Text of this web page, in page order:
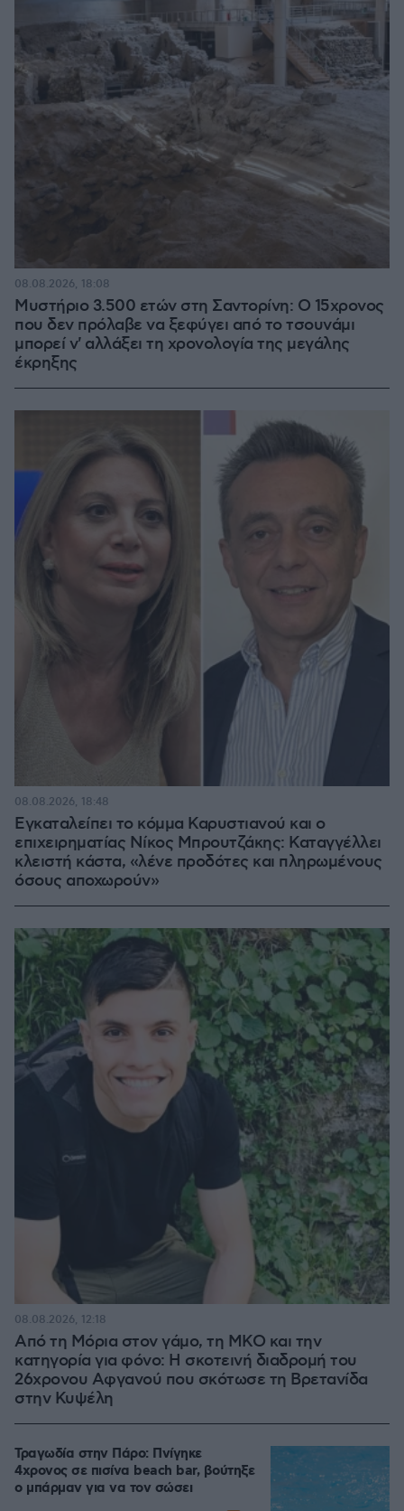
Μυστήριο 3.500 ετών στη Σαντορίνη: Ο 15χρονος
που δεν πρόλαβε να ξεφύγει από το τσουνάμι
μπορεί ν' αλλάξει τη χρονολογία της μεγάλης
έκρηξης
08.08.2026, 18:08
Εγκαταλείπει το κόμμα Καρυστιανού και ο
επιχειρηματίας Νίκος Μπρουτζάκης: Καταγγέλλει
κλειστή κάστα, «λένε προδότες και πληρωμένους
όσους αποχωρούν»
08.08.2026, 18:48
Από τη Μόρια στον γάμο, τη ΜΚΟ και την
κατηγορία για φόνο: Η σκοτεινή διαδρομή του
26χρονου Αφγανού που σκότωσε τη Βρετανίδα
στην Κυψέλη
08.08.2026, 12:18
Τραγωδία στην Πάρο: Πνίγηκε
4χρονος σε πισίνα beach bar, βούτηξε
ο μπάρμαν για να τον σώσει